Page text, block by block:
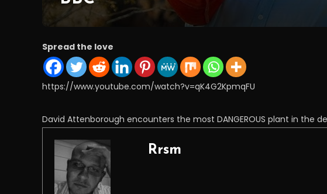
Spread the love
https://www.youtube.com/watch?v=qK4G2KpmqFU
David Attenborough encounters the most DANGEROUS plant in the
Rrsm